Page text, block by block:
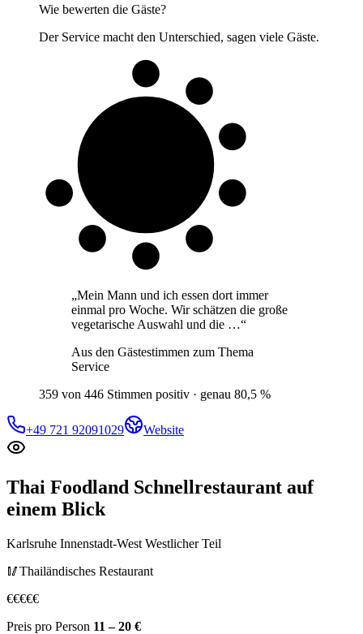
Wie bewerten die Gäste?
Der Service macht den Unterschied, sagen viele Gäste.
„Mein Mann und ich essen dort immer
einmal pro Woche. Wir schätzen die große
vegetarische Auswahl und die …“
Aus den Gästestimmen zum Thema
Service
359 von 446 Stimmen positiv · genau 80,5 %
+49 721 92091029 Website
Thai Foodland Schnellrestaurant auf
einem Blick
Karlsruhe Innenstadt-West Westlicher Teil
🥢Thailändisches Restaurant
€€€€€
Preis pro Person 11 – 20 €